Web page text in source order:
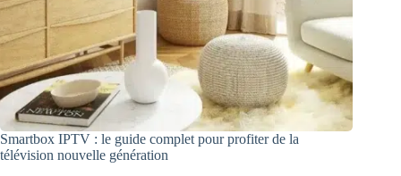
Smartbox IPTV : le guide complet pour profiter de la
télévision nouvelle génération